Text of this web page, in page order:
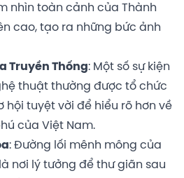
nhìn toàn cảnh của Thành
cao, tạo ra những bức ảnh
Truyền Thống: Một số sự kiện
thuật thường được tổ chức
hội tuyệt vời để hiểu rõ hơn về
của Việt Nam.
: Đường lối mênh mông của
nơi lý tưởng để thư giãn sau